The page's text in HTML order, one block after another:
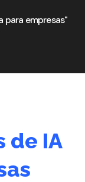
para empresas"
de IA